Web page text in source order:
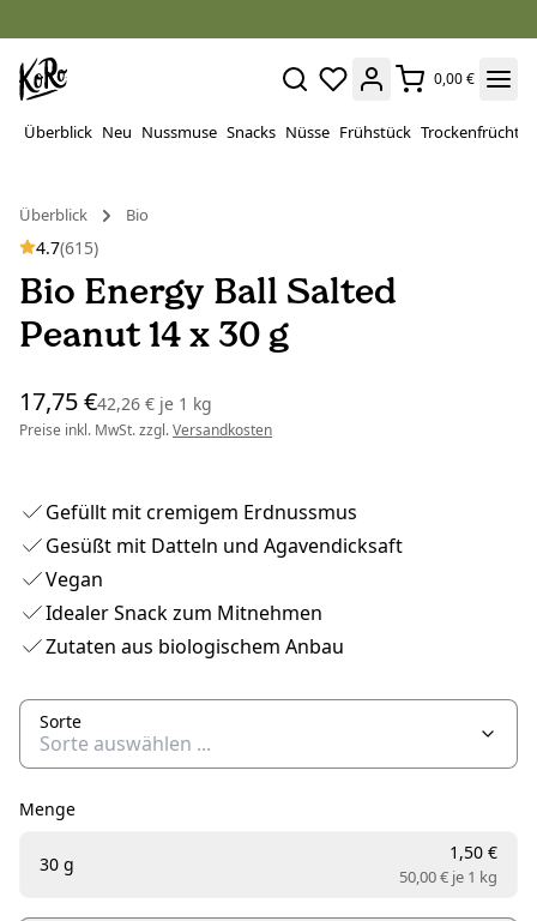
0,00 €
Überblick Neu Nussmuse Snacks Nüsse Frühstück Trockenfrüchte
Überblick
Bio
4.7(615)
Bio Energy Ball Salted
Peanut 14 x 30 g
17,75 €42,26 € je 1 kg
Preise inkl. MwSt. zzgl.Versandkosten
Gefüllt mit cremigem Erdnussmus
Gesüßt mit Datteln und Agavendicksaft
Vegan
Idealer Snack zum Mitnehmen
Zutaten aus biologischem Anbau
Sorte
Menge
30 g
1,50 €
50,00 € je 1 kg